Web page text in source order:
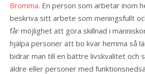
Bromma. En person som arbetar inom
beskriva sitt arbete som meningsfullt
får möjlighet att göra skillnad i
hjälpa personer att bo kvar hemma så
bidrar man till en bättre livskvalitet och
äldre eller personer med